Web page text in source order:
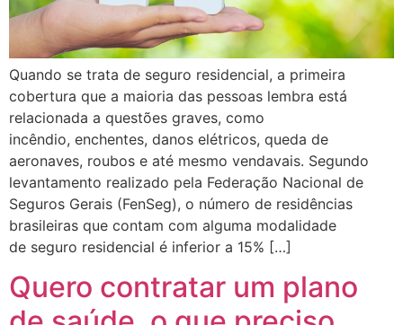
Quando se trata de seguro residencial, a primeira
cobertura que a maioria das pessoas lembra está
relacionada a questões graves, como
incêndio, enchentes, danos elétricos, queda de
aeronaves, roubos e até mesmo vendavais. Segundo
levantamento realizado pela Federação Nacional de
Seguros Gerais (FenSeg), o número de residências
brasileiras que contam com alguma modalidade
de seguro residencial é inferior a 15% […]
Quero contratar um plano